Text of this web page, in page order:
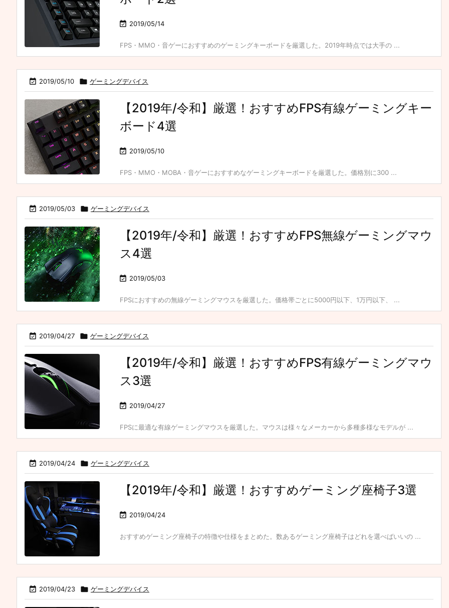
 2019/05/14
FPS・MMO・音ゲーにおすすめのゲーミングキーボードを厳選した。2019年時点では大手の ...
 2019/05/10  ゲーミングデバイス
【2019年/令和】厳選！おすすめFPS有線ゲーミングキー
ボード4選
 2019/05/10
FPS・MMO・MOBA・音ゲーにおすすめなゲーミングキーボードを厳選した。価格別に300 ...
 2019/05/03  ゲーミングデバイス
【2019年/令和】厳選！おすすめFPS無線ゲーミングマウ
ス4選
 2019/05/03
FPSにおすすめの無線ゲーミングマウスを厳選した。価格帯ごとに5000円以下、1万円以下、 ...
 2019/04/27  ゲーミングデバイス
【2019年/令和】厳選！おすすめFPS有線ゲーミングマウ
ス3選
 2019/04/27
FPSに最適な有線ゲーミングマウスを厳選した。マウスは様々なメーカーから多種多様なモデルが ...
 2019/04/24  ゲーミングデバイス
【2019年/令和】厳選！おすすめゲーミング座椅子3選
 2019/04/24
おすすめゲーミング座椅子の特徴や仕様をまとめた。数あるゲーミング座椅子はどれを選べばいいの ...
 2019/04/23  ゲーミングデバイス